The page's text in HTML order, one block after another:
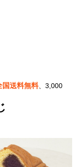
国送料無料、3,000